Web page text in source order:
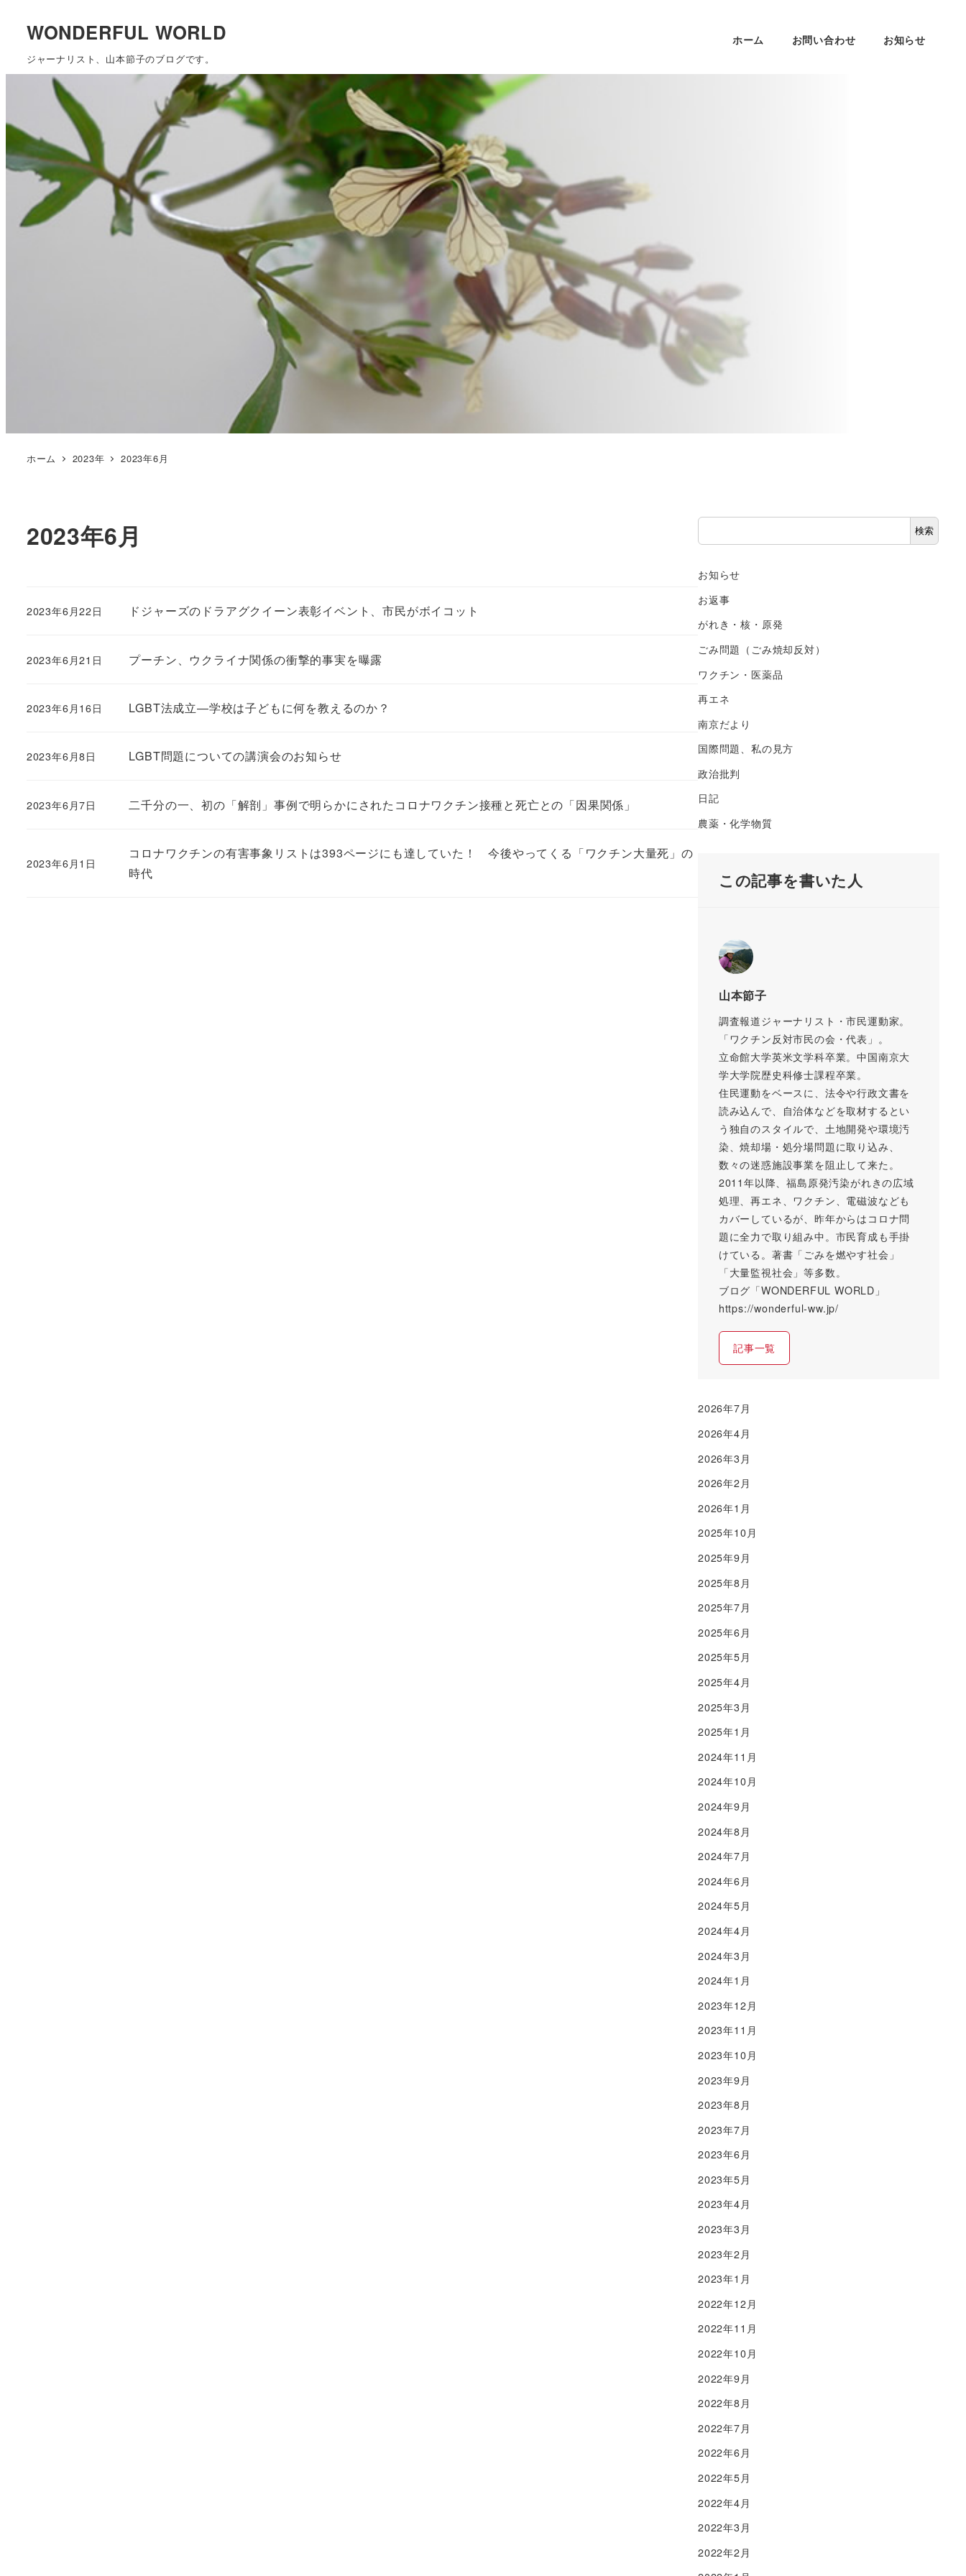
WONDERFUL WORLD
ジャーナリスト、山本節子のブログです。
ホーム お問い合わせ お知らせ
ホーム 2023年 2023年6月
2023年6月
ドジャーズのドラアグクイーン表彰イベント、市民がボイコット
2023年6月22日
プーチン、ウクライナ関係の衝撃的事実を曝露
2023年6月21日
LGBT法成立―学校は子どもに何を教えるのか？
2023年6月16日
LGBT問題についての講演会のお知らせ
2023年6月8日
二千分の一、初の「解剖」事例で明らかにされたコロナワクチン接種と死亡との「因果関係」
2023年6月7日
コロナワクチンの有害事象リストは393ページにも達していた！ 今後やってくる「ワクチン大量死」の
時代
2023年6月1日
索
検索
お知らせ
お返事
がれき・核・原発
ごみ問題（ごみ焼却反対）
ワクチン・医薬品
再エネ
南京だより
国際問題、私の見方
政治批判
日記
農薬・化学物質
この記事を書いた人
山本節子
調査報道ジャーナリスト・市民運動家。
「ワクチン反対市民の会・代表」。
立命館大学英米文学科卒業。中国南京大
学大学院歴史科修士課程卒業。
住民運動をベースに、法令や行政文書を
読み込んで、自治体などを取材するとい
う独自のスタイルで、土地開発や環境汚
染、焼却場・処分場問題に取り込み、
数々の迷惑施設事業を阻止して来た。
2011年以降、福島原発汚染がれきの広域
処理、再エネ、ワクチン、電磁波なども
カバーしているが、昨年からはコロナ問
題に全力で取り組み中。市民育成も手掛
けている。著書「ごみを燃やす社会」
「大量監視社会」等多数。
ブログ「WONDERFUL WORLD」
https://wonderful-ww.jp/
記事一覧
2026年7月
2026年4月
2026年3月
2026年2月
2026年1月
2025年10月
2025年9月
2025年8月
2025年7月
2025年6月
2025年5月
2025年4月
2025年3月
2025年1月
2024年11月
2024年10月
2024年9月
2024年8月
2024年7月
2024年6月
2024年5月
2024年4月
2024年3月
2024年1月
2023年12月
2023年11月
2023年10月
2023年9月
2023年8月
2023年7月
2023年6月
2023年5月
2023年4月
2023年3月
2023年2月
2023年1月
2022年12月
2022年11月
2022年10月
2022年9月
2022年8月
2022年7月
2022年6月
2022年5月
2022年4月
2022年3月
2022年2月